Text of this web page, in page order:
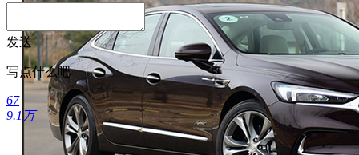
发送
写点什么吧
67
9.1万